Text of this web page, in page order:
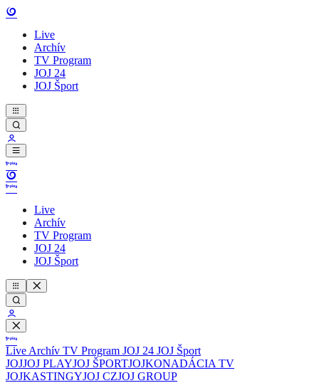
Live
Archív
TV Program
JOJ 24
JOJ Šport
Live
Archív
TV Program
JOJ 24
JOJ Šport
Live Archív TV Program JOJ 24 JOJ Šport
JOJJOJ PLAYJOJ ŠPORTJOJKONADÁCIA TV
JOJKASTINGYJOJ CZJOJ GROUP